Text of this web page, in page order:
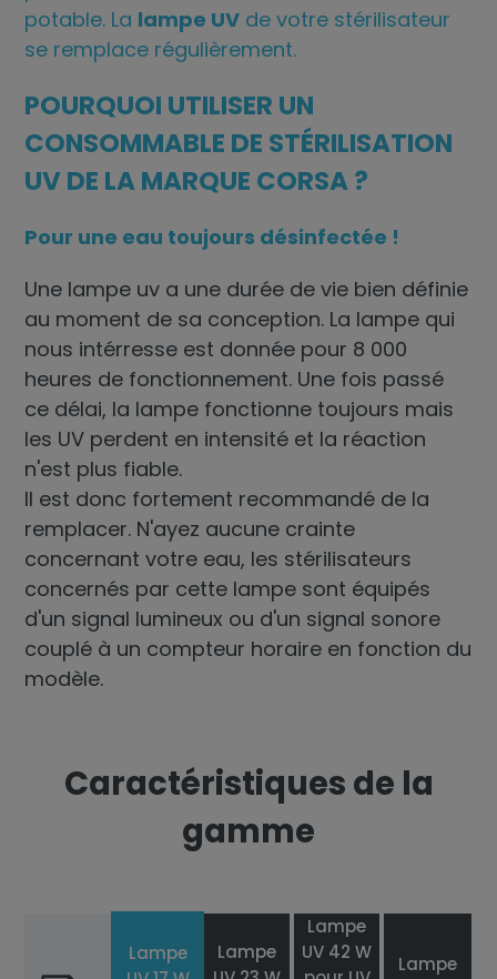
potable. La lampe UV de votre stérilisateur
se remplace régulièrement.
POURQUOI UTILISER UN
CONSOMMABLE DE STÉRILISATION
UV DE LA MARQUE CORSA ?
Pour une eau toujours désinfectée !
Une lampe uv a une durée de vie bien définie
au moment de sa conception. La lampe qui
nous intérresse est donnée pour 8 000
heures de fonctionnement. Une fois passé
ce délai, la lampe fonctionne toujours mais
les UV perdent en intensité et la réaction
n'est plus fiable.
Il est donc fortement recommandé de la
remplacer. N'ayez aucune crainte
concernant votre eau, les stérilisateurs
concernés par cette lampe sont équipés
d'un signal lumineux ou d'un signal sonore
couplé à un compteur horaire en fonction du
modèle.
Caractéristiques de la
gamme
Lampe
Lampe
Lampe
UV 42 W
Lampe